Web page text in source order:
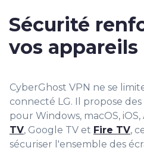
Sécurité
vos appareils
CyberGhost VPN ne se
connecté LG. Il propose
pour Windows, macOS,
TV, Google TV et Fire TV,
sécuriser l'ensemble des